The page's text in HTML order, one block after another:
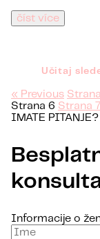
číst více
Učitaj
« Previous Strana
Strana 6 Strana 7
IMATE PITANJE?
Informacije o